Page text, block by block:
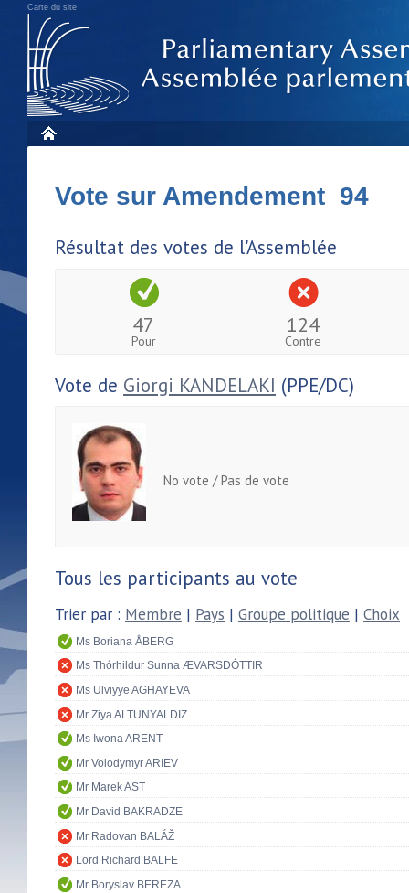
Carte du site
Vote sur Amendement 94
Résultat des votes de l'Assemblée
47
Pour
124
Contre
Vote de Giorgi KANDELAKI (PPE/DC)
No vote / Pas de vote
Tous les participants au vote
Trier par : Membre | Pays | Groupe politique | Choix
Ms Boriana ÅBERG
Ms Thórhildur Sunna ÆVARSDÓTTIR
Ms Ulviyye AGHAYEVA
Mr Ziya ALTUNYALDIZ
Ms Iwona ARENT
Mr Volodymyr ARIEV
Mr Marek AST
Mr David BAKRADZE
Mr Radovan BALÁŽ
Lord Richard BALFE
Mr Boryslav BEREZA